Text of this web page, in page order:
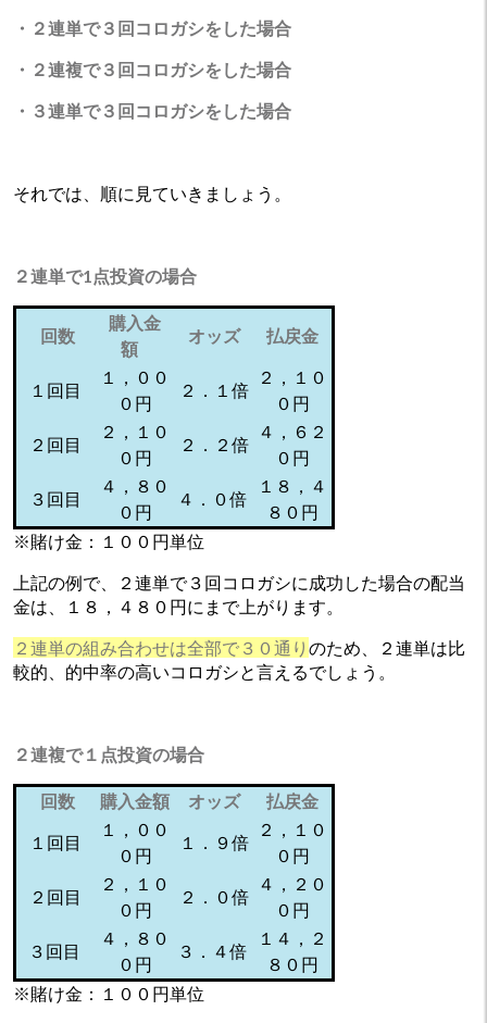
・２連単で３回コロガシをした場合
・２連複で３回コロガシをした場合
・３連単で３回コロガシをした場合
それでは、順に見ていきましょう。
２連単で1点投資の場合
回数
購入金
額
オッズ 払戻金
１回目
１，００
０円
２．１倍
２，１０
０円
２回目
２，１０
０円
２．２倍
４，６２
０円
３回目
４，８０
０円
４．０倍
１８，４
８０円
※賭け金：１００円単位
上記の例で、２連単で３回コロガシに成功した場合の配当
金は、１８，４８０円にまで上がります。
２連単の組み合わせは全部で３０通り のため、２連単は比
較的、的中率の高いコロガシと言えるでしょう。
２連複で１点投資の場合
回数 購入金額 オッズ
払戻金
１回目
１，００
０円
１．９倍
２，１０
０円
２回目
２，１０
０円
２．０倍
４，２０
０円
３回目
４，８０
０円
３．４倍
１４，２
８０円
※賭け金：１００円単位